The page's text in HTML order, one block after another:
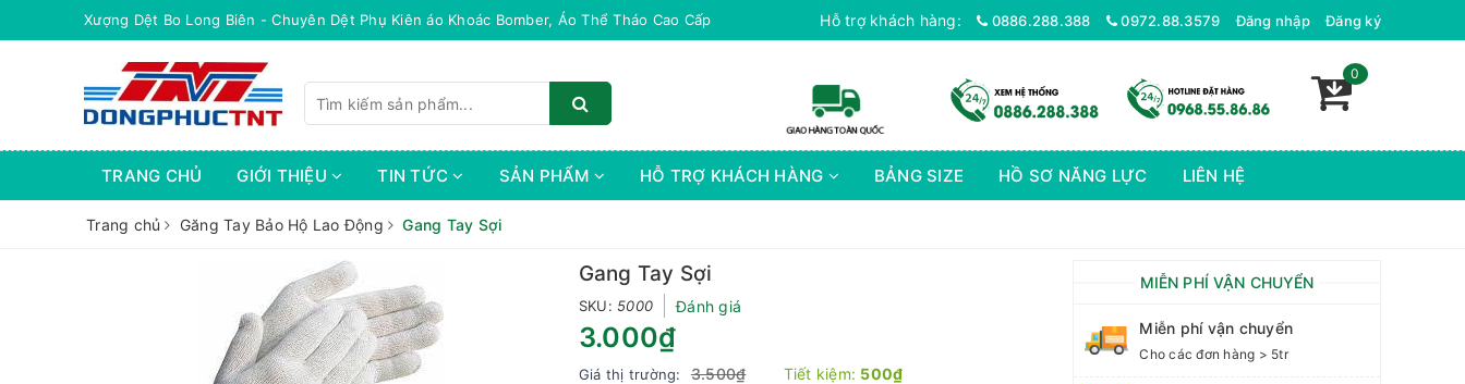
Xượng Dệt Bo Long Biên - Chuyên Dệt Phụ Kiên áo Khoác Bomber, Áo Thể Tháo Cao Cấp Xưởng Dệt Bo Long Biên - Chuyên nhận dệt Các Loại Bo Áo Khoác Thời Trang Nam, Nữ Cao Cấp
Hỗ trợ khách hàng: 0886.288.388 0972.88.3579 Đăng nhập Đăng ký
0
TRANG CHỦ GIỚI THIỆU TIN TỨC SẢN PHẨM HỖ TRỢ KHÁCH HÀNG BẢNG SIZE HỒ SƠ NĂNG LỰC LIÊN HỆ
Trang chủ Găng Tay Bảo Hộ Lao Động Gang Tay Sợi
Gang Tay Sợi
SKU: 5000 Đánh giá
3.000₫
Giá thị trường: 3.500₫ Tiết kiệm: 500₫
MIỄN PHÍ VẬN CHUYỂN
Miễn phí vận chuyển
Cho các đơn hàng > 5tr